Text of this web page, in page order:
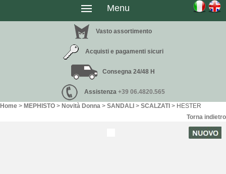
Menu
Vasto assortimento
Acquisti e pagamenti sicuri
Consegna 24/48 H
Assistenza +39 06.4820.565
Home > MEPHISTO > Novità Donna > SANDALI > SCALZATI > HESTER
Torna indietro